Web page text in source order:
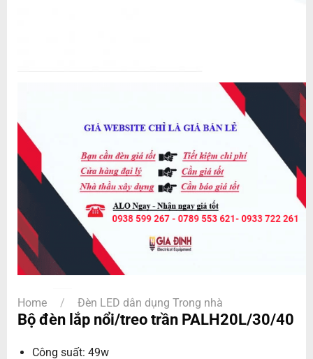
Home / Đèn LED dân dụng Trong nhà
Bộ đèn lắp nổi/treo trần PALH20L/30/40
Công suất: 49w